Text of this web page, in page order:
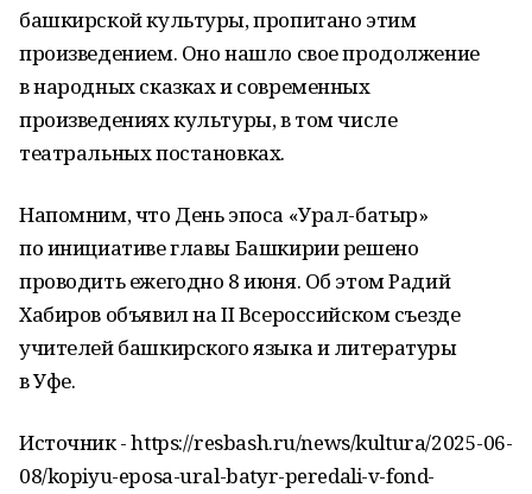
башкирской культуры, пропитано этим
произведением. Оно нашло свое продолжение
в народных сказках и современных
произведениях культуры, в том числе
театральных постановках.
Напомним, что День эпоса «Урал-батыр»
по инициативе главы Башкирии решено
проводить ежегодно 8 июня. Об этом Радий
Хабиров объявил на II Всероссийском съезде
учителей башкирского языка и литературы
в Уфе.
Источник - https://resbash.ru/news/kultura/2025-06-
08/kopiyu-eposa-ural-batyr-peredali-v-fond-